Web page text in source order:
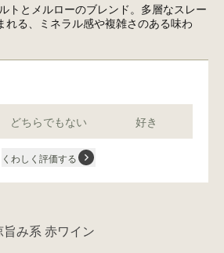
トとメルローのブレンド。多層なスレー
れる、ミネラル感や複雑さのある味わ
どちらでもない 好き
くわしく評価する
み系 赤ワイン